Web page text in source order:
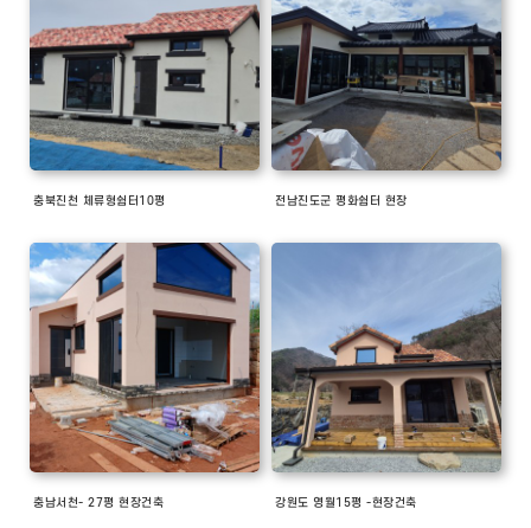
충북진천 체류형쉼터10평 전남진도군 평화쉼터 현장
충남서천- 27평 현장건축 강원도 영월15평 -현장건축